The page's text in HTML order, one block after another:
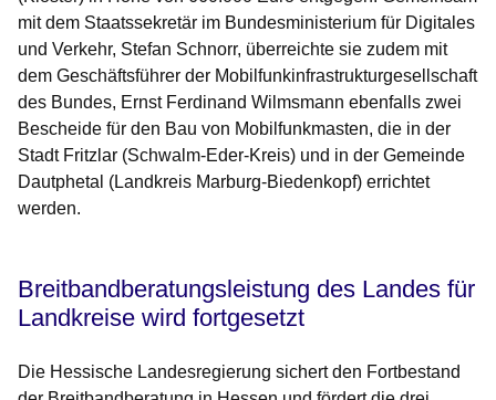
mit dem Staatssekretär im Bundesministerium für Digitales
und Verkehr, Stefan Schnorr, überreichte sie zudem mit
dem Geschäftsführer der Mobilfunkinfrastrukturgesellschaft
des Bundes, Ernst Ferdinand Wilmsmann ebenfalls zwei
Bescheide für den Bau von Mobilfunkmasten, die in der
Stadt Fritzlar (Schwalm-Eder-Kreis) und in der Gemeinde
Dautphetal (Landkreis Marburg-Biedenkopf) errichtet
werden.
Breitbandberatungsleistung des Landes für
Landkreise wird fortgesetzt
Die Hessische Landesregierung sichert den Fortbestand